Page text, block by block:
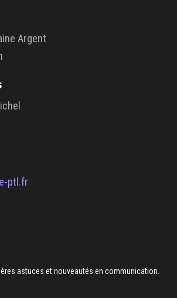
Argent
ptl.fr
astuces et nouveautés en communication.